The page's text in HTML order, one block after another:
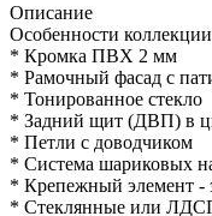
Описание
Особенности
* Кромка ПВХ 2 мм
* Рамочный фасад с
* Тонированное стекло
* Задний щит (ДВП) в
* Петли с доводчиком
* Система шариковых
* Крепежный элемент -
* Стеклянные или